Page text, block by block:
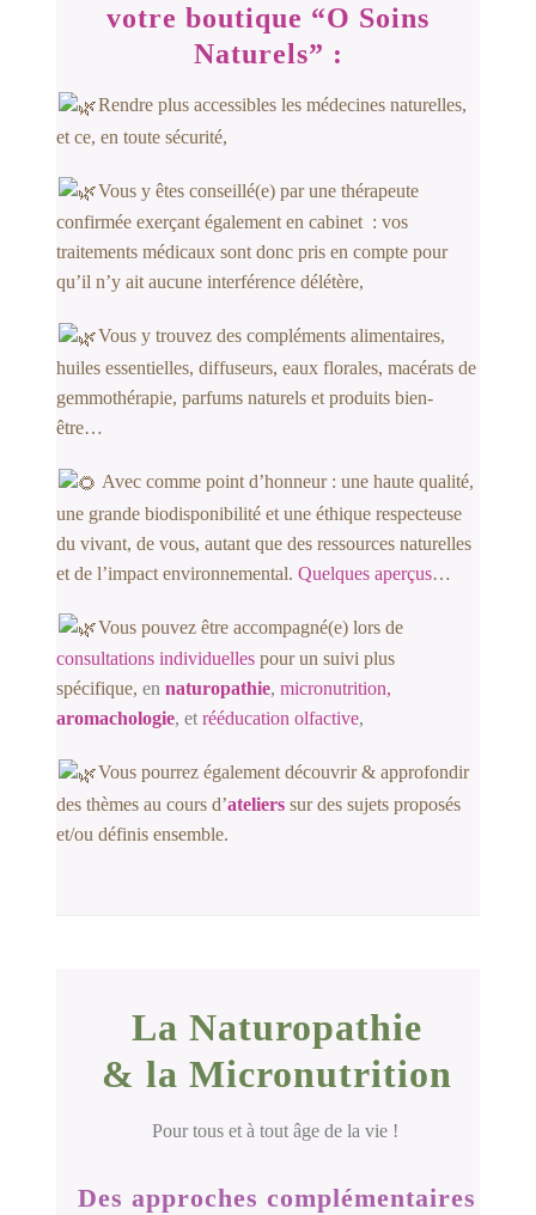
votre boutique “O Soins
Naturels” :
Rendre plus accessibles les médecines naturelles,
et ce, en toute sécurité,
Vous y êtes conseillé(e) par une thérapeute
confirmée exerçant également en cabinet : vos
traitements médicaux sont donc pris en compte pour
qu’il n’y ait aucune interférence délétère,
Vous y trouvez des compléments alimentaires,
huiles essentielles, diffuseurs, eaux florales, macérats de
gemmothérapie, parfums naturels etproduits bien-
être…
Avec comme point d’honneur : une haute qualité,
une grande biodisponibilité et une éthique respecteuse
du vivant, de vous, autant que des ressources naturelles
et de l’impact environnemental.Quelques aperçus…
Vous pouvez être accompagné(e) lors de
consultations individuelles pour un suivi plus
spécifique,ennaturopathie,micronutrition,
aromachologie, etrééducation olfactive,
Vous pourrez également découvrir & approfondir
des thèmes au cours d’ateliers sur des sujets proposés
et/ou définis ensemble.
La Naturopathie
& la Micronutrition
Pour tous et à tout âge de la vie !
Des approches complémentaires